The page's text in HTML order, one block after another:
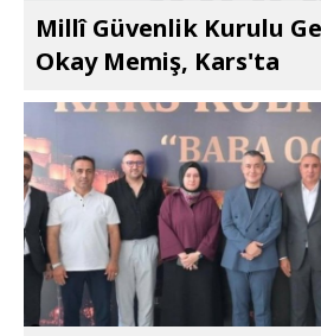
Millî Güvenlik Kurulu
Okay Memiş, Kars'ta